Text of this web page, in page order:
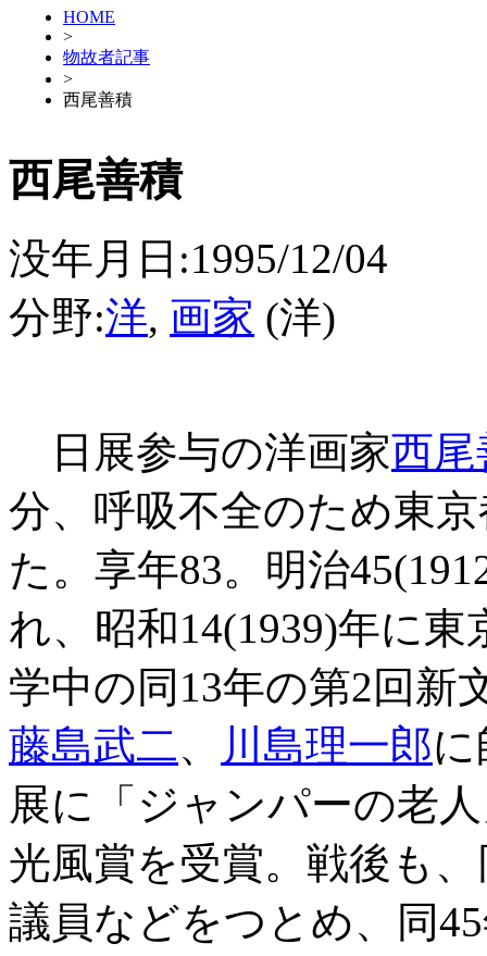
HOME
>
物故者記事
>
西尾善積
西尾善積
没年月日:1995/12/04
分野:洋, 画家 (洋)
日展参与の洋画家西尾
分、呼吸不全のため東
た。享年83。明治
れ、昭和14(1939)年に
学中の同13年の第2回新
藤島武二、 川島理一郎
展に「ジャンパーの老
光風賞を受賞。戦後も
議員などをつとめ、同